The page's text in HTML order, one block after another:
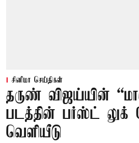
சினிமா செய்திகள்
தருண் விஜய்யின்
படத்தின் பர்ஸ்ட்
வெளியீடு